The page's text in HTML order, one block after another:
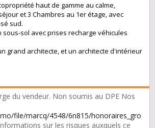
haut de gamme au calme,
et 3 Chambres au 1er étage, avec
sud.
sous-sol avec prises recharge véhicules
grand architecte, et un architecte d'intérieur
du vendeur. Non soumis au DPE Nos
file/marcq/4548/6n815/honoraires_gro
sur les risques auxquels ce